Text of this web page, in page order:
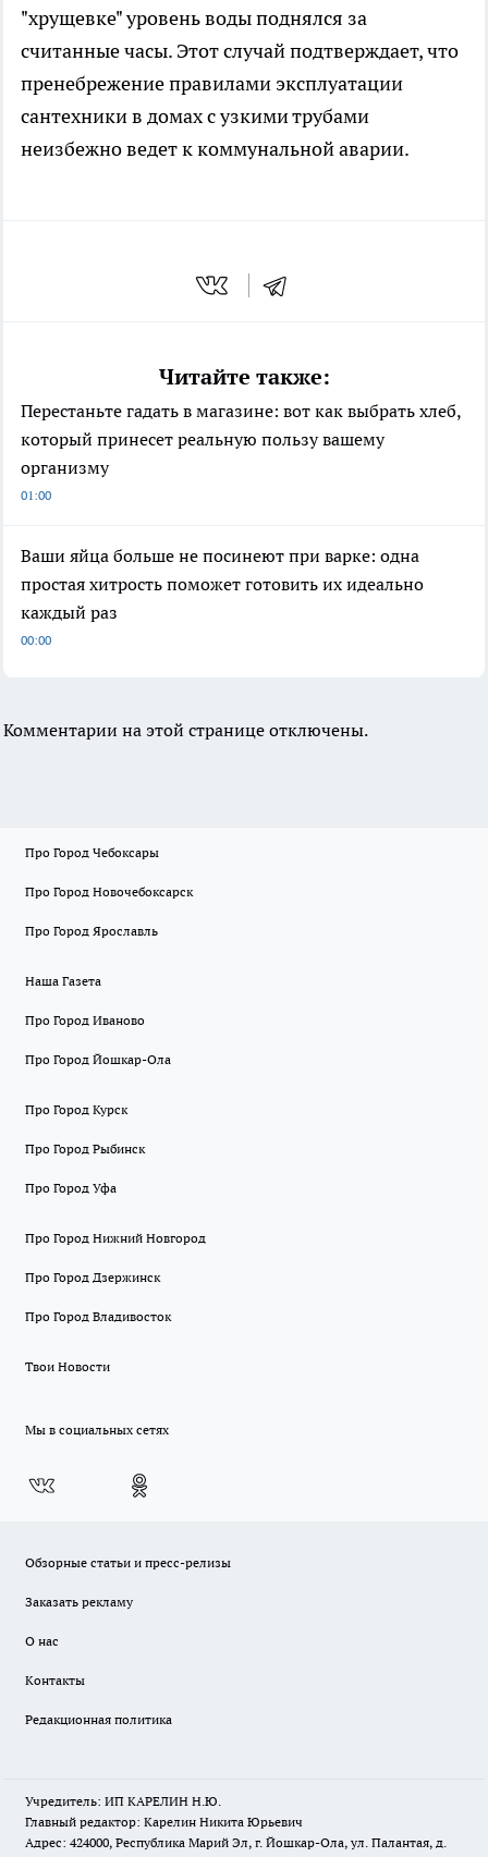
"хрущевке" уровень воды поднялся за
считанные часы. Этот случай подтверждает, что
пренебрежение правилами эксплуатации
сантехники в домах с узкими трубами
неизбежно ведет к коммунальной аварии.
Читайте также:
Перестаньте гадать в магазине: вот как выбрать хлеб,
который принесет реальную пользу вашему
организму
01:00
Ваши яйца больше не посинеют при варке: одна
простая хитрость поможет готовить их идеально
каждый раз
00:00
Комментарии на этой странице отключены.
Про Город Чебоксары
Про Город Новочебоксарск
Про Город Ярославль
Наша Газета
Про Город Иваново
Про Город Йошкар-Ола
Про Город Курск
Про Город Рыбинск
Про Город Уфа
Про Город Нижний Новгород
Про Город Дзержинск
Про Город Владивосток
Твои Новости
Мы в социальных сетях
Обзорные статьи и пресс-релизы
Заказать рекламу
О нас
Контакты
Редакционная политика
Учредитель: ИП КАРЕЛИН Н.Ю.
Главный редактор: Карелин Никита Юрьевич
Адрес: 424000, Республика Марий Эл, г. Йошкар-Ола, ул. Палантая, д.